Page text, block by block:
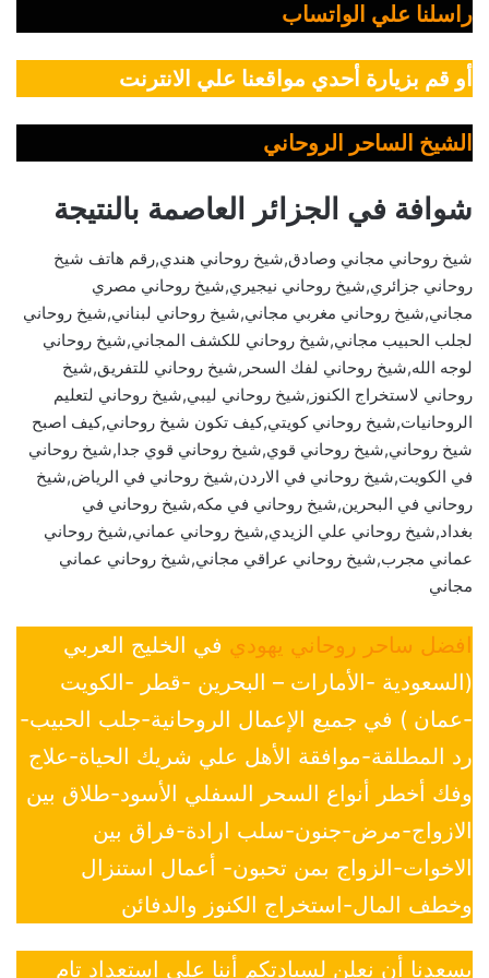
راسلنا علي الواتساب
أو قم بزيارة أحدي مواقعنا علي الانترنت
الشيخ الساحر الروحاني
شوافة في الجزائر العاصمة بالنتيجة
شيخ روحاني مجاني وصادق,شيخ روحاني هندي,رقم هاتف شيخ
روحاني جزائري,شيخ روحاني نيجيري,شيخ روحاني مصري
مجاني,شيخ روحاني مغربي مجاني,شيخ روحاني لبناني,شيخ روحاني
لجلب الحبيب مجاني,شيخ روحاني للكشف المجاني,شيخ روحاني
لوجه الله,شيخ روحاني لفك السحر,شيخ روحاني للتفريق,شيخ
روحاني لاستخراج الكنوز,شيخ روحاني ليبي,شيخ روحاني لتعليم
الروحانيات,شيخ روحاني كويتي,كيف تكون شيخ روحاني,كيف اصبح
شيخ روحاني,شيخ روحاني قوي,شيخ روحاني قوي جدا,شيخ روحاني
في الكويت,شيخ روحاني في الاردن,شيخ روحاني في الرياض,شيخ
روحاني في البحرين,شيخ روحاني في مكه,شيخ روحاني في
بغداد,شيخ روحاني علي الزيدي,شيخ روحاني عماني,شيخ روحاني
عماني مجرب,شيخ روحاني عراقي مجاني,شيخ روحاني عماني
مجاني
افضل ساحر روحاني يهودي في الخليج العربي
(السعودية -الأمارات – البحرين -قطر -الكويت
-عمان ) في جميع الإعمال الروحانية-جلب الحبيب-
رد المطلقة-موافقة الأهل علي شريك الحياة-علاج
وفك أخطر أنواع السحر السفلي الأسود-طلاق بين
الازواج-مرض-جنون-سلب ارادة-فراق بين
الاخوات-الزواج بمن تحبون- أعمال استنزال
وخطف المال-استخراج الكنوز والدفائن
يسعدنا أن نعلن لسيادتكم أننا على إستعداد تام